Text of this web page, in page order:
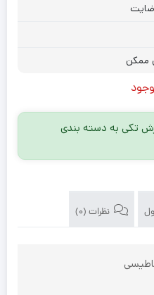
ممکن
تکی به دسته بندی
نظرات (0)